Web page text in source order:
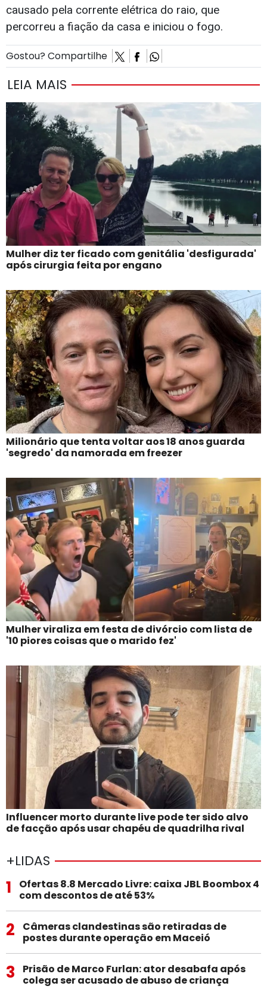
causado pela corrente elétrica do raio, que
percorreu a fiação da casa e iniciou o fogo.
Gostou? Compartilhe
LEIA MAIS
Mulher diz ter ficado com genitália 'desfigurada'
após cirurgia feita por engano
Milionário que tenta voltar aos 18 anos guarda
'segredo' da namorada em freezer
Mulher viraliza em festa de divórcio com lista de
'10 piores coisas que o marido fez'
Influencer morto durante live pode ter sido alvo
de facção após usar chapéu de quadrilha rival
+LIDAS
1
Ofertas 8.8 Mercado Livre: caixa JBL Boombox 4
com descontos de até 53%
2
Câmeras clandestinas são retiradas de
postes durante operação em Maceió
3
Prisão de Marco Furlan: ator desabafa após
colega ser acusado de abuso de criança